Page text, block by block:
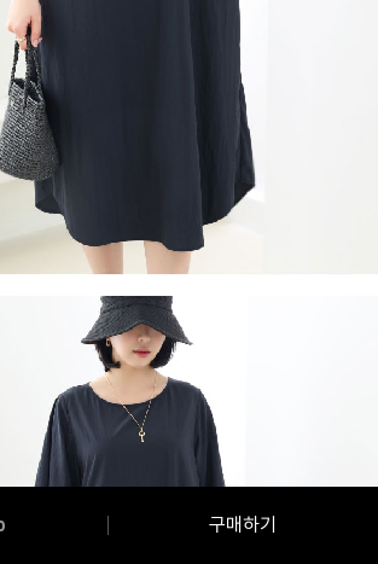
구매하기